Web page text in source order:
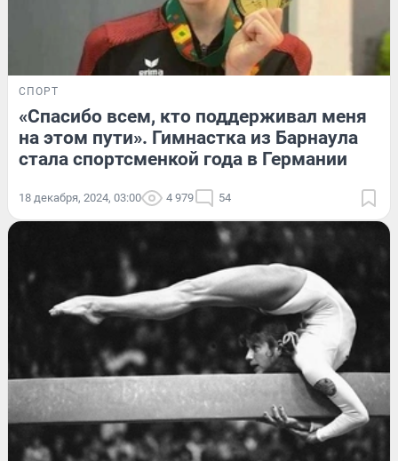
СПОРТ
«Спасибо всем, кто поддерживал меня
на этом пути». Гимнастка из Барнаула
стала спортсменкой года в Германии
18 декабря, 2024, 03:00 4 979 54